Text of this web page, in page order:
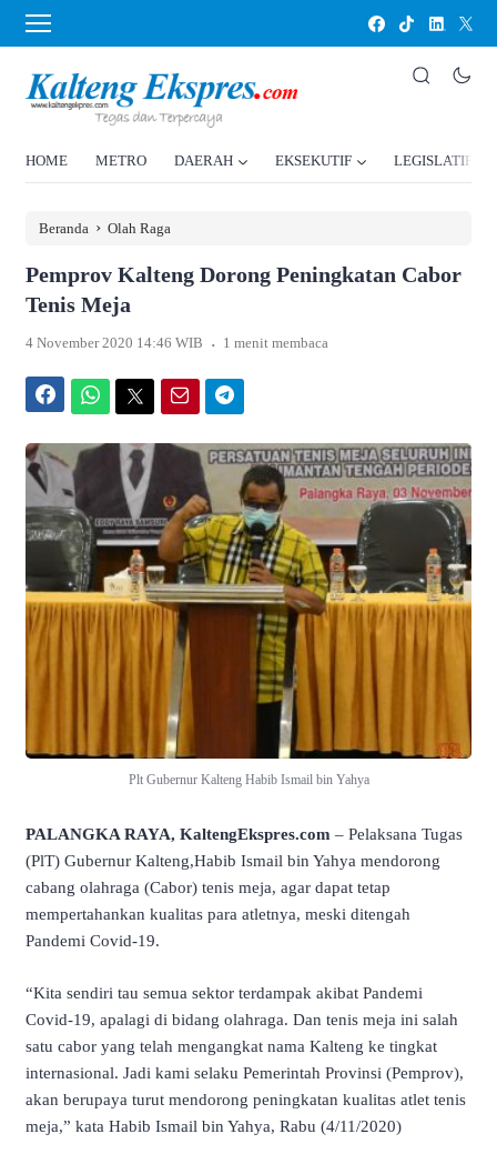
HOME METRO DAERAH EKSEKUTIF LEGISLATIF
Beranda › Olah Raga
Pemprov Kalteng Dorong Peningkatan Cabor
Tenis Meja
4 November 2020 14:46 WIB . 1 menit membaca
Plt Gubernur Kalteng Habib Ismail bin Yahya
PALANGKA RAYA, KaltengEkspres.com – Pelaksana Tugas
(PlT) Gubernur Kalteng,Habib Ismail bin Yahya mendorong
cabang olahraga (Cabor) tenis meja, agar dapat tetap
mempertahankan kualitas para atletnya, meski ditengah
Pandemi Covid-19.
“Kita sendiri tau semua sektor terdampak akibat Pandemi
Covid-19, apalagi di bidang olahraga. Dan tenis meja ini salah
satu cabor yang telah mengangkat nama Kalteng ke tingkat
internasional. Jadi kami selaku Pemerintah Provinsi (Pemprov),
akan berupaya turut mendorong peningkatan kualitas atlet tenis
meja,” kata Habib Ismail bin Yahya, Rabu (4/11/2020)